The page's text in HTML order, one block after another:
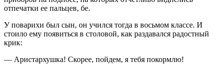
отпечатки ее пальцев, бе.
У поварихи был сын, он учился тогда в восьмом классе. И
стоило ему появиться в столовой, как раздавался радостный
крик:
— Аристархушка! Скорее, пойдем, я тебя покормлю!